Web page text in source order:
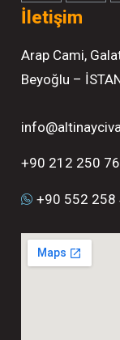
İletişim
Arap Cami,
Beyoğlu –
+90 212 250
+90 552 258